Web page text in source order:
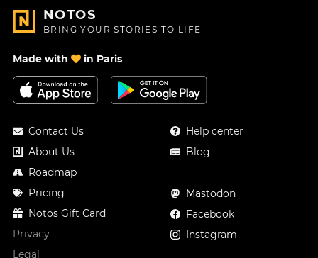
NOTOS
BRING YOUR STORIES TO LIFE
Made with in Paris
Contact Us
About Us
Roadmap
Pricing
Notos Gift Card
Privacy
Legal
Help center
Blog
Mastodon
Facebook
Instagram